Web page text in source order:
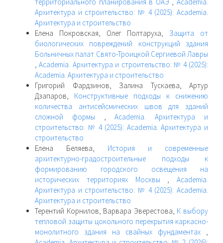
территориального планирования в ОАЭ ,Academia.
Архитектура и строительство: № 4 (2025): Academia.
Архитектура и строительство
Елена Покровская, Олег Полтаруха,Защита от
биологических повреждений конструкций здания
Больничных палат Свято-Троицкой Сергиевой Лавры
,Academia. Архитектура и строительство: № 4 (2025):
Academia. Архитектура и строительство
Григорий Фардзинов, Залина Тускаева, Артур
Дзапаров, Конструктивные подходы к снижению
количества антисейсмических швов для зданий
сложной формы ,Academia. Архитектура и
строительство: № 4 (2025): Academia. Архитектура и
строительство
Елена Беляева, История и современные
архитектурно-градостроительные подходы к
формированию городского освещения на
исторических территориях Москвы , Academia.
Архитектура и строительство: № 4 (2025): Academia.
Архитектура и строительство
Терентий Корнилов, Варвара Эверестова, К выбору
тепловой защиты цокольного перекрытия каркасно-
монолитного здания на свайных фундаментах ,